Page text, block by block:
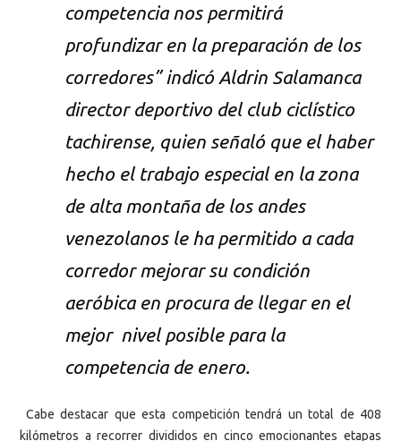
competencia nos permitirá
profundizar en la preparación de los
corredores” indicó Aldrin Salamanca
director deportivo del club ciclístico
tachirense, quien señaló que el haber
hecho el trabajo especial en la zona
de alta montaña de los andes
venezolanos le ha permitido a cada
corredor mejorar su condición
aeróbica en procura de llegar en el
mejor nivel posible para la
competencia de enero.
Cabe destacar que esta competición tendrá un total de 408
kilómetros a recorrer divididos en cinco emocionantes etapas